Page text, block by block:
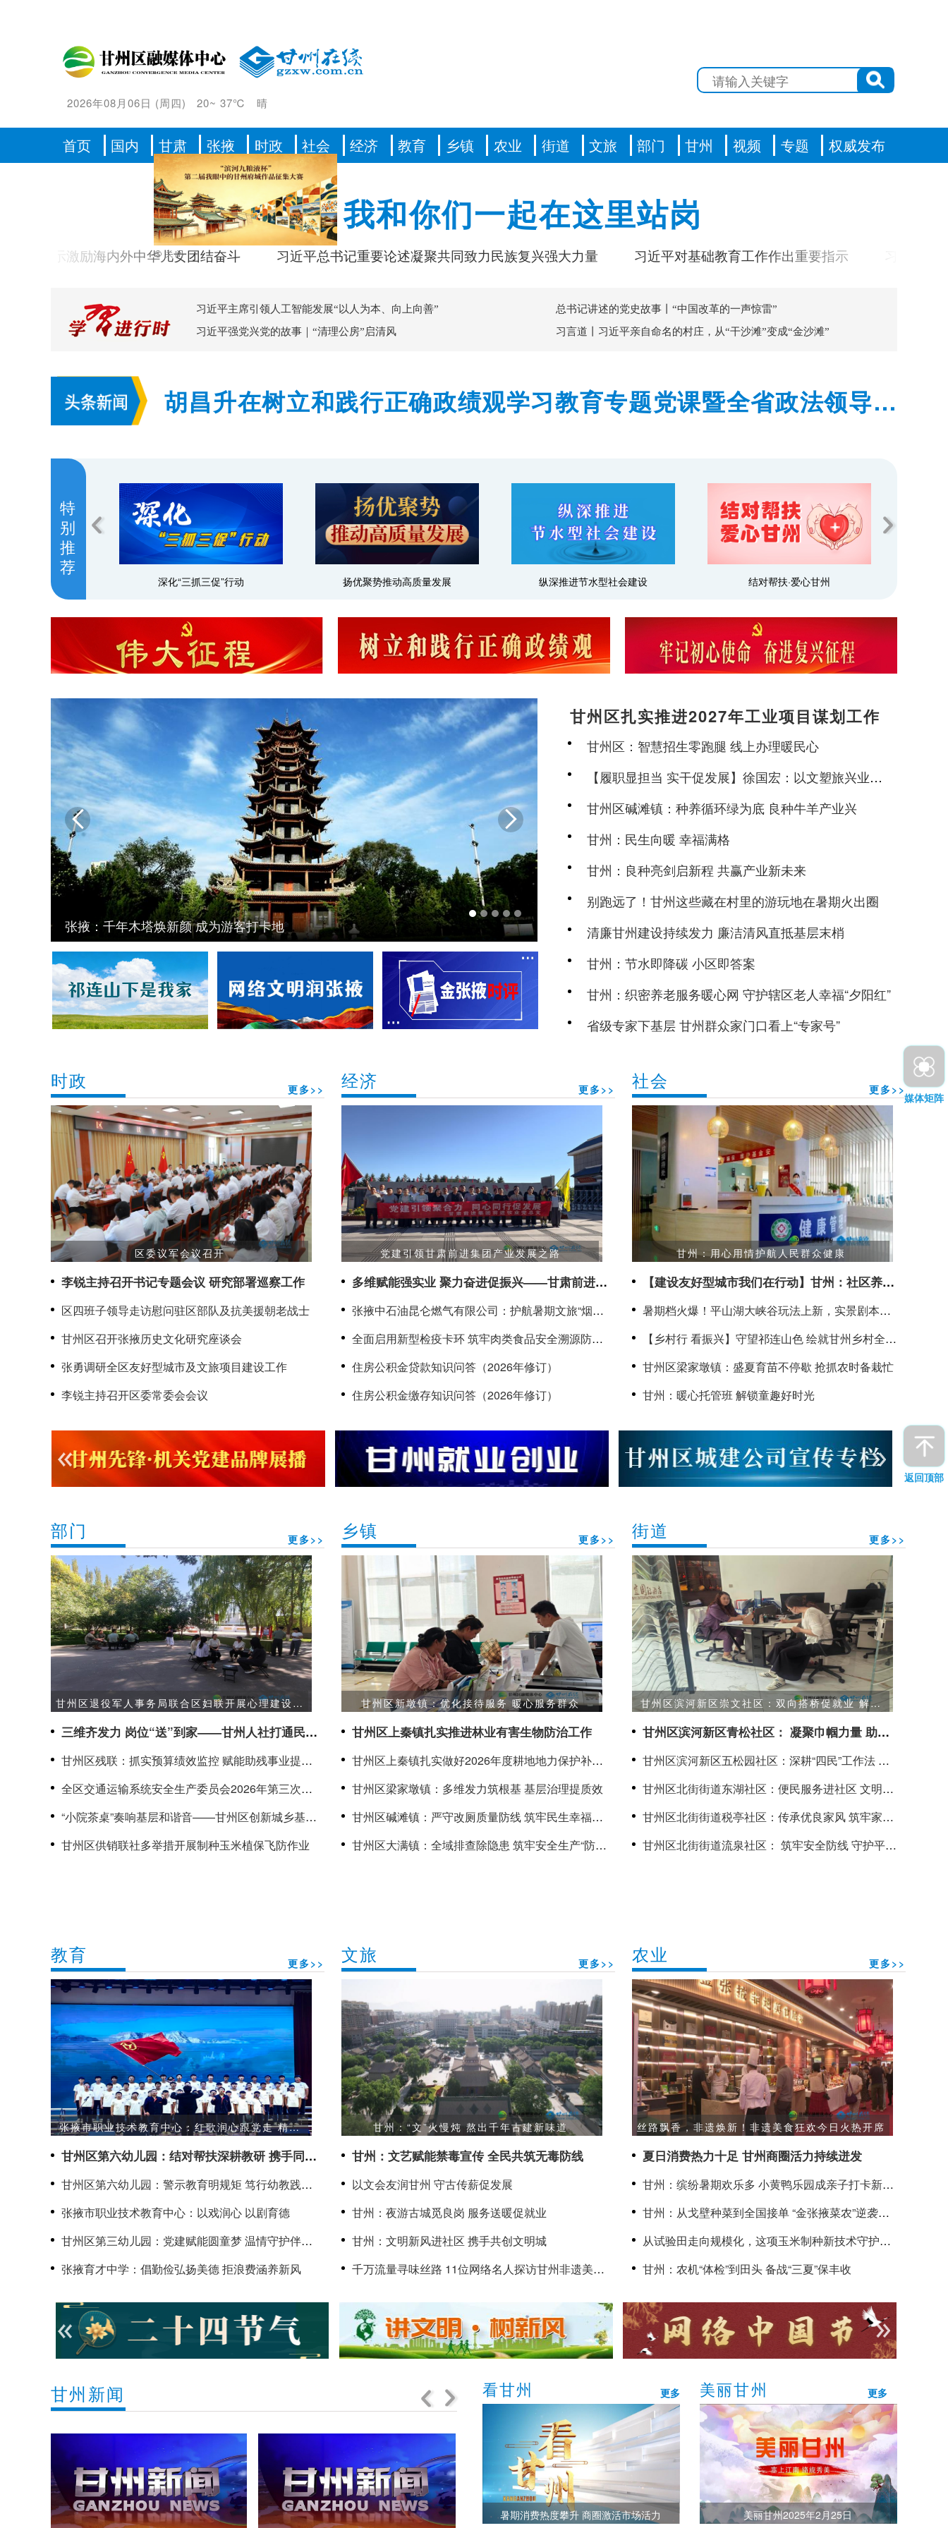
2026年08月06日 (周四) 20~ 37℃ 晴
首页 国内 甘肃 张掖 时政 社会 经济 教育 乡镇 农业 街道 文旅 部门 甘州 视频 专题 权威发布
习语丨我和你们一起在这里站岗
激励海内外中华儿女团结奋斗 习近平总书记重要论述凝聚共同致力民族复兴强大力量 习近平对基础教育工作作出重要指示 习言道｜人工智
习近平主席引领人工智能发展“以人为本、向上向善”
总书记讲述的党史故事丨“中国改革的一声惊雷”
习近平强党兴党的故事｜“清理公房”启清风
习言道丨习近平亲自命名的村庄，从“干沙滩”变成“金沙滩”
胡昌升在树立和践行正确政绩观学习教育专题党课暨全省政法领导干
总要求 以过硬能力推动主动创稳提质增效 加力建设更高水平平安甘
肃法治甘肃
特
别
推
荐
扬优聚势推动高质量发展 纵深推进节水型社会建设 结对帮扶·爱心甘州 乡村行·看振兴
甘州区碱滩镇：良种兴牧 绘就产业振兴新图景
 
甘州区扎实推进2027年工业项目谋划工作
甘州区：智慧招生零跑腿 线上办理暖民心
【履职显担当 实干促发展】徐国宏：以文塑旅兴业态
以旅彰文惠民生
甘州区碱滩镇：种养循环绿为底 良种牛羊产业兴
甘州：民生向暖 幸福满格
甘州：良种亮剑启新程 共赢产业新未来
别跑远了！甘州这些藏在村里的游玩地在暑期火出圈
清廉甘州建设持续发力 廉洁清风直抵基层末梢
甘州：节水即降碳 小区即答案
甘州：织密养老服务暖心网 守护辖区老人幸福“夕阳红”
省级专家下基层 甘州群众家门口看上“专家号”
时政 更多>>
区委议军会议召开
李锐主持召开书记专题会议 研究部署巡察工作
区四班子领导走访慰问驻区部队及抗美援朝老战士
甘州区召开张掖历史文化研究座谈会
张勇调研全区友好型城市及文旅项目建设工作
李锐主持召开区委常委会会议
经济 更多>>
党建引领甘肃前进集团产业发展之路
多维赋能强实业 聚力奋进促振兴——甘肃前进集
团高质量发展综述
张掖中石油昆仑燃气有限公司：护航暑期文旅“烟火
气” 上门“体检”守牢用气安全线
全面启用新型检疫卡环 筑牢肉类食品安全溯源防线
——甘肃黑河绿源肉业生猪产品实现全程数字化溯
源
住房公积金贷款知识问答（2026年修订）
住房公积金缴存知识问答（2026年修订）
社会 更多>>
甘州：用心用情护航人民群众健康
【建设友好型城市我们在行动】甘州：社区养老
服务阵地点亮幸福“夕阳红”
暑期档火爆！平山湖大峡谷玩法上新，实景剧本游
带火河西“峡谷热”
【乡村行 看振兴】守望祁连山色 绘就甘州乡村全面
振兴新图景
甘州区梁家墩镇：盛夏育苗不停歇 抢抓农时备栽忙
甘州：暖心托管班 解锁童趣好时光
部门 更多>>
甘州区退役军人事务局联合区妇联开展心理建设拓
三维齐发力 岗位“送”到家——甘州人社打通民生
服务“最后一公里”
甘州区残联：抓实预算绩效监控 赋能助残事业提质
增效
全区交通运输系统安全生产委员会2026年第三次全
体（扩大）会议暨交通运输领域防汛抗旱防震减灾
工作部署会议召开
“小院茶桌”奏响基层和谐音——甘州区创新城乡基层
社会治理缩影
甘州区供销联社多举措开展制种玉米植保飞防作业
乡镇 更多>>
甘州区新墩镇：优化接待服务 暖心服务群众
甘州区上秦镇扎实推进林业有害生物防治工作
甘州区上秦镇扎实做好2026年度耕地地力保护补贴
发放工作
甘州区梁家墩镇：多维发力筑根基 基层治理提质效
甘州区碱滩镇：严守改厕质量防线 筑牢民生幸福底
色
甘州区大满镇：全域排查除隐患 筑牢安全生产“防护
街道 更多>>
甘州区滨河新区崇文社区：双向搭桥促就业 解锁
甘州区滨河新区青松社区： 凝聚巾帼力量 助力
基层治理
甘州区滨河新区五松园社区：深耕“四民”工作法 抓
实“四化”治理路
甘州区北街街道东湖社区：便民服务进社区 文明实
践暖民心
甘州区北街街道税亭社区：传承优良家风 筑牢家庭
廉洁防线
甘州区北街街道流泉社区： 筑牢安全防线 守护平安
教育 更多>>
张掖市职业技术教育中心：红歌润心跟党走 精技
甘州区第六幼儿园：结对帮扶深耕教研 携手同行
聚力成长
甘州区第六幼儿园：警示教育明规矩 笃行幼教践初
心
张掖市职业技术教育中心：以戏润心 以剧育德
甘州区第三幼儿园：党建赋能圆童梦 温情守护伴成
长
张掖育才中学：倡勤俭弘扬美德 拒浪费涵养新风
文旅 更多>>
甘州：“文”火慢炖 熬出千年古建新味道
甘州：文艺赋能禁毒宣传 全民共筑无毒防线
以文会友润甘州 守古传薪促发展
甘州：夜游古城觅良岗 服务送暖促就业
甘州：文明新风进社区 携手共创文明城
千万流量寻味丝路 11位网络名人探访甘州非遗美食
农业 更多>>
丝路飘香，非遗焕新！非遗美食狂欢今日火热开席
夏日消费热力十足 甘州商圈活力持续迸发
甘州：缤纷暑期欢乐多 小黄鸭乐园成亲子打卡新热
点
甘州：从戈壁种菜到全国接单 “金张掖菜农”逆袭致
富路
从试验田走向规模化，这项玉米制种新技术守护国
家粮食安全
甘州：农机“体检”到田头 备战“三夏”保丰收
甘州新闻 看甘州 更多
暑期消费热度攀升 商圈激活市场活力
美丽甘州 更多
美丽甘州2025年2月25日
媒体矩阵
返回顶部